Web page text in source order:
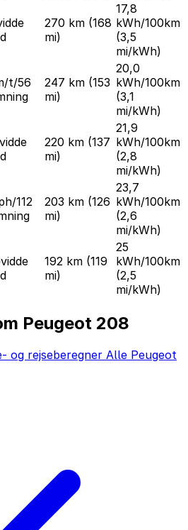
270 km (168
mi)
17,8
kWh/100km
(3,5
mi/kWh)
t/56
247 km (153
mi)
20,0
kWh/100km
(3,1
mi/kWh)
220 km (137
mi)
21,9
kWh/100km
(2,8
mi/kWh)
112
203 km (126
mi)
23,7
kWh/100km
(2,6
mi/kWh)
192 km (119
mi)
25
kWh/100km
(2,5
mi/kWh)
Peugeot 208
og rejseberegner Alle Peugeot